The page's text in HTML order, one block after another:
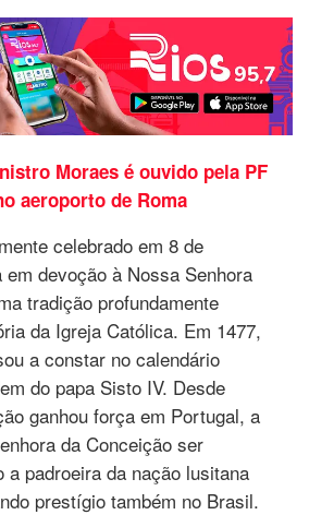
Moraes é ouvido pela PF
aeroporto de Roma
celebrado em 8 de
devoção à Nossa Senhora
tradição profundamente
da Igreja Católica. Em 1477,
a constar no calendário
do papa Sisto IV. Desde
ganhou força em Portugal, a
da Conceição ser
a padroeira da nação lusitana
prestígio também no Brasil.